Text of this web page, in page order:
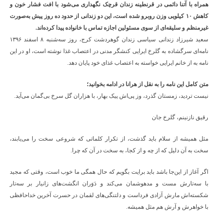
همراه با آتنا دائمی در قرنطینه زندان قرچک نگهداری می‌شود با افت فشار خون و
کاهش ۱۰ کیلویی وزن روبرو شده است، این دو زندانی از حدود ده روز پیش به‌صورت
غیرمنظم و سلیقه‌ای از سوی مسئولین اجازه تماس با خانواده پیدا کرده‌اند.
سعید شیرزاد زندانی سیاسی زندان گوهردشت کرج، روز سه‌شنبه ۸ اسفند ۱۳۹۶
نامه‌ای سرگشاده به گلرخ ایرایی کنشگر مدنی در اعتصاب غذا نوشته است، او در این
نامه به از خانم ایرایی خواسته به اعتصاب غذای خود پایان دهد.
متن کامل این نامه را به نقل از هرانا در ادامه بخوانید؛
نیست تردید، زمستان گذرد، وز پی‌اش پیک بهار، با هزاران گل سرخ بی‌گمان می‌آید.
رقیق نازنینم، گلرخ جان
مثل همیشه از سلام باید گذشت، از تکرار کلماتی که شروعی سخت را می‌یابند،
سخت به آن دلیل که از چه و از کجا، به سخت در آن که چرا.
اگر آغاز از این‌جا باشد باید برایت بگویم که حال همگی ما خوب است، وقتی که مجید
با سه‌تارش مست و مدهوشمان می‌کند و دَوَران انگشت‌های زانیار بر سه‌تار
شکسته‌اش مارش آزادی فرداست و دلتنگی‌های لقمان در حسرت آخرین خداحافظی
با خواهرش و آرش هم مثل همیشه.